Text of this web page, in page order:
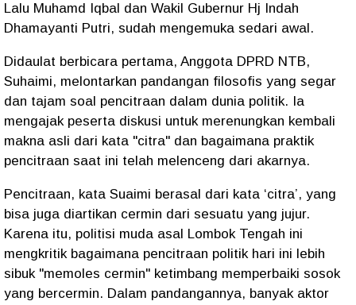
Lalu Muhamd Iqbal dan Wakil Gubernur Hj Indah
Dhamayanti Putri, sudah mengemuka sedari awal.
Didaulat berbicara pertama, Anggota DPRD NTB,
Suhaimi, melontarkan pandangan filosofis yang segar
dan tajam soal pencitraan dalam dunia politik. Ia
mengajak peserta diskusi untuk merenungkan kembali
makna asli dari kata "citra" dan bagaimana praktik
pencitraan saat ini telah melenceng dari akarnya.
Pencitraan, kata Suaimi berasal dari kata ‘citra’, yang
bisa juga diartikan cermin dari sesuatu yang jujur.
Karena itu, politisi muda asal Lombok Tengah ini
mengkritik bagaimana pencitraan politik hari ini lebih
sibuk "memoles cermin" ketimbang memperbaiki sosok
yang bercermin. Dalam pandangannya, banyak aktor